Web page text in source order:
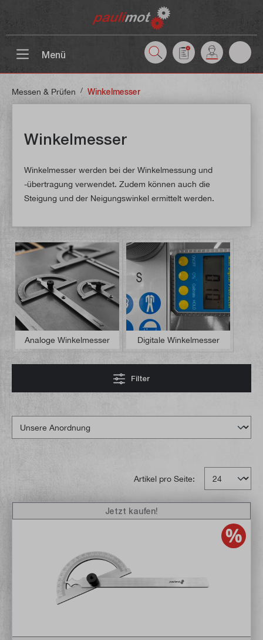
Menü
Messen & Prüfen / Winkelmesser
Winkelmesser
Winkelmesser werden bei der Winkelmessung und
-übertragung verwendet. Zudem können auch die
Steigung und der Neigungswinkel ermittelt werden.
Analoge Winkelmesser Digitale Winkelmesser
Filter
Artikel pro Seite:
Jetzt kaufen!